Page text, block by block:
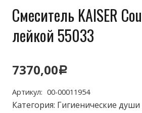
Смеситель KAISER
лейкой 55033
7370,00Р
Артикул: 00-00011954
Категория: Гигиенические